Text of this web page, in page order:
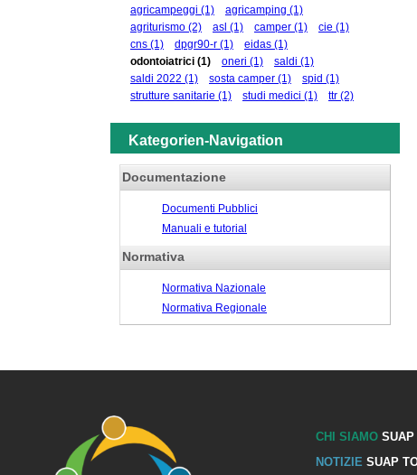
agricampeggi (1) agricamping (1)
agriturismo (2) asl (1) camper (1) cie (1)
cns (1) dpgr90-r (1) eidas (1)
odontoiatrici (1) oneri (1) saldi (1)
saldi 2022 (1) sosta camper (1) spid (1)
strutture sanitarie (1) studi medici (1) ttr (2)
Kategorien-Navigation
Documentazione
Documenti Pubblici
Manuali e tutorial
Normativa
Normativa Nazionale
Normativa Regionale
CHI SIAMOSUAP
NOTIZIE SUAP